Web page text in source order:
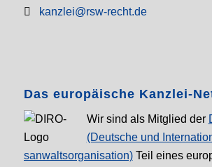
kanzlei@rsw-recht.de
Das europäische Kanzlei-
Wir sind als Mitglied der
(Deutsche und
sanwalt­sorganisation)Teil eines